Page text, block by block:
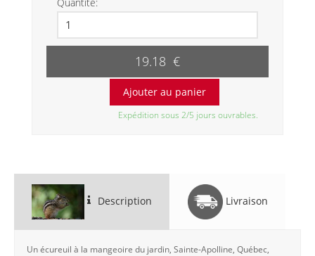
19.18 €
Expédition sous 2/5 jours ouvrables.
Description Livraison
Un écureuil à la mangeoire du jardin, Sainte-Apolline, Québec,